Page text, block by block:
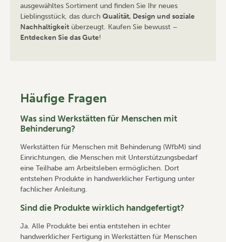
ausgewähltes Sortiment und finden Sie Ihr neues
Lieblingsstück, das durch Qualität, Design und soziale
Nachhaltigkeit überzeugt. Kaufen Sie bewusst –
Entdecken Sie das Gute!
Häufige Fragen
Was sind Werkstätten für Menschen mit
Behinderung?
Werkstätten für Menschen mit Behinderung (WfbM) sind
Einrichtungen, die Menschen mit Unterstützungsbedarf
eine Teilhabe am Arbeitsleben ermöglichen. Dort
entstehen Produkte in handwerklicher Fertigung unter
fachlicher Anleitung.
Sind die Produkte wirklich handgefertigt?
Ja. Alle Produkte bei entia entstehen in echter
handwerklicher Fertigung in Werkstätten für Menschen